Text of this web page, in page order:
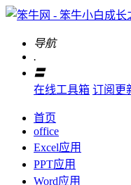
导航
.
〓
在线工具箱 订阅更
首页
office
Excel应用
PPT应用
Word应用